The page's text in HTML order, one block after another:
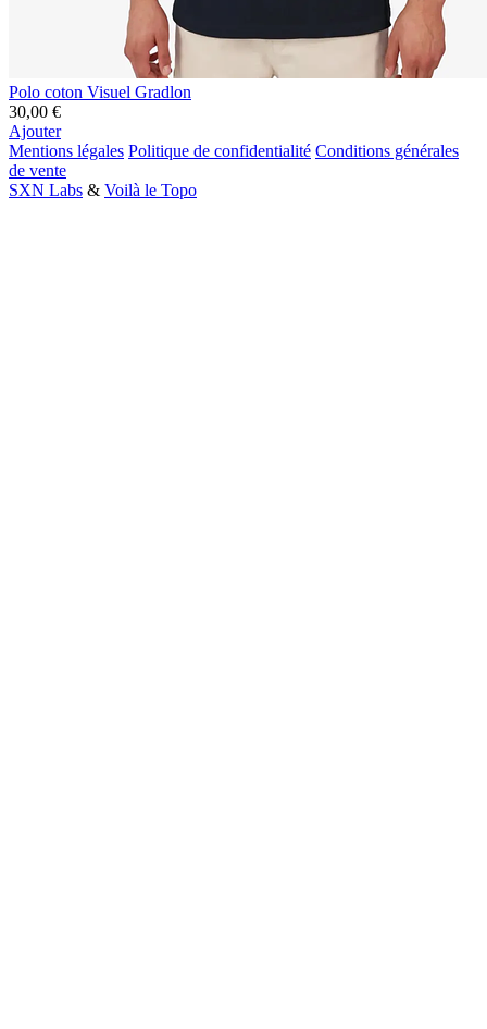
Polo coton Visuel Gradlon
30,00 €
Ajouter
Mentions légales Politique de confidentialité Conditions générales
de vente
SXN Labs & Voilà le Topo